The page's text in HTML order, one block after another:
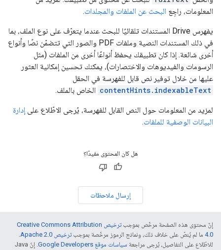
المعلومات، راجِع البحث عن الملفات والمجلدات.
يفهرس Drive المستندات تلقائيًا للبحث عندما يتعرّف على نوع الملف، بما
في ذلك المستندات النصية وملفات PDF والصور التي تتضمّن نصًا وأنواع
أخرى شائعة. إذا كان تطبيقك يحفظ أنواعًا أخرى من الملفات (مثل
الرسومات والفيديوهات والاختصارات)، يمكنك تحسين إمكانية العثور
عليها من خلال توفير نص قابل للفهرسة في الحقل
contentHints.indexableText الخاص بالملف.
لمزيد من المعلومات حول النص القابل للفهرسة، يُرجى الاطّلاع على إدارة
البيانات الوصفية للملفات.
هل كان المحتوى مفيدًا؟
إرسال ملاحظات
إنّ محتوى هذه الصفحة مرخّص بموجب
ترخيص Creative Commons Attribution
4.0‏ ما لم يُنصّ على خلاف ذلك، ونماذج الرموز مرخّصة بموجبترخيص Apache 2.0‏
.
للاطّلاع على التفاصيل، يُرجى مراجعة سياسات موقع Google Developers‏
. إنّ Java